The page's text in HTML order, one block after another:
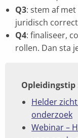
Q3: stem af
juridisch
Q4: finaliseer,
rollen. Dan sta
Opleidingstip
Helder
onderzoek
Webinar –